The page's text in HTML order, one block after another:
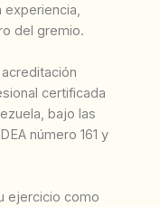
experiencia,
del gremio.
certificada
bajo las
número 161 y
ejercicio como